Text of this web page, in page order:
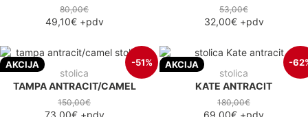
80,00€
49,10€+pdv
53,00€
32,00€+pdv
AKCIJA -51%
stolica
TAMPA ANTRACIT/CAMEL
150,00€
73,00€+pdv
AKCIJA -
stolica
KATE ANTRACIT
180,00€
69,00€ +pdv